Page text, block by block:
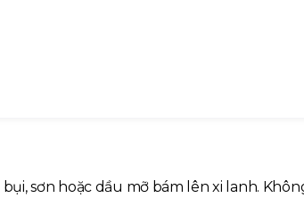
sơn hoặc dầu mỡ bám lên xi lanh.